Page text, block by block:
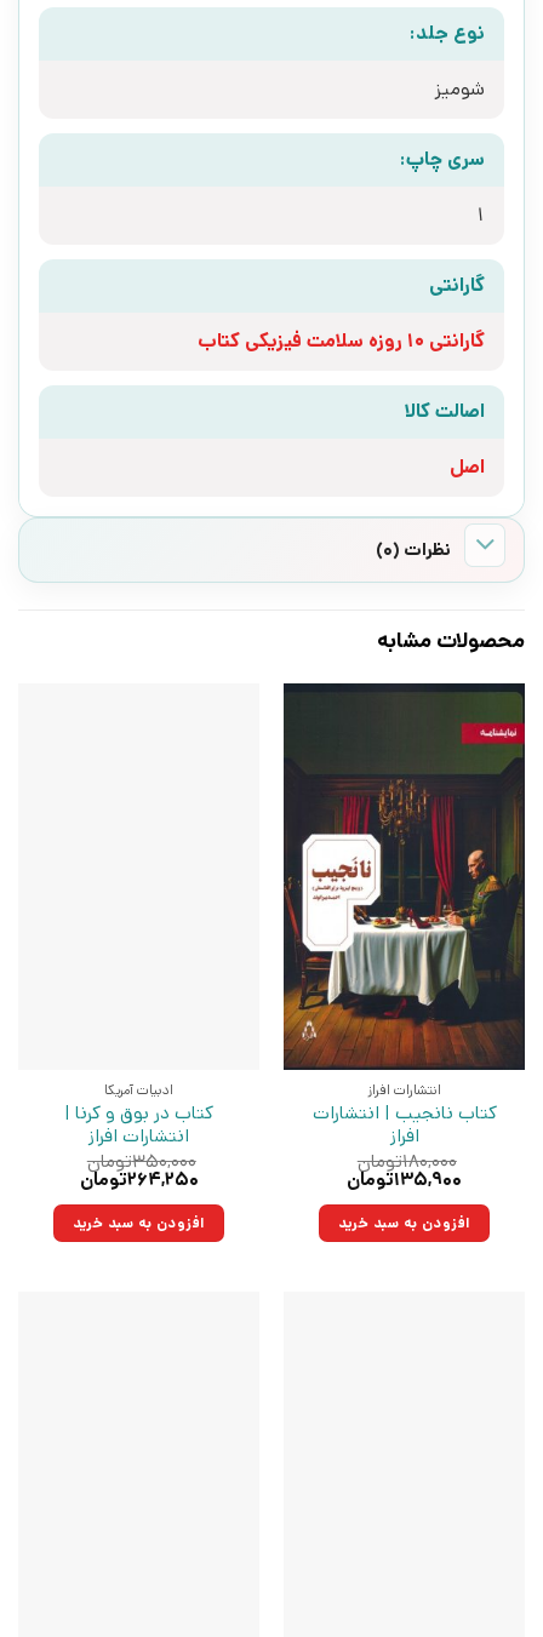
نوع جلد:
شومیز
سری چاپ:
1
گارانتی
گارانتی 10 روزه سلامت فیزیکی کتاب
اصالت کالا
اصل
نظرات (0)
محصولات مشابه
انتشارات افراز
کتاب نانجیب | انتشارات
افراز
۱۸۰,۰۰۰تومان
قیمت
۱۸۰,۰۰۰تومان
بود.
۱۳۵,۹۰۰تومان
۱۳۵,۹۰۰تومان.افزودن به سبد خرید
ادبیات آمریکا
کتاب در بوق و کرنا |
انتشارات افراز
۳۵۰,۰۰۰تومان
قیمت
۳۵۰,۰۰۰تومان
بود.
۲۶۴,۲۵۰تومان
۲۶۴,۲۵۰تومان.افزودن به سبد خرید